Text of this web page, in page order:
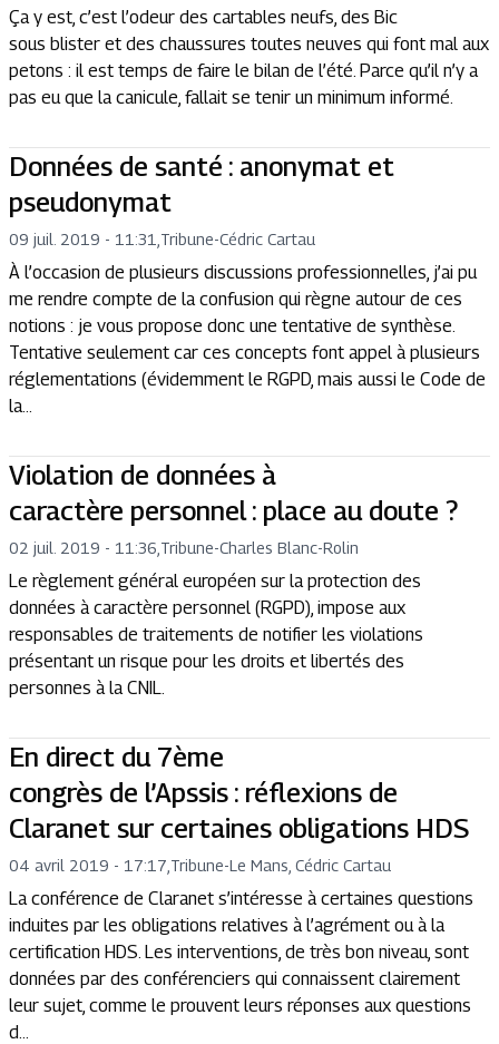
Ça y est, c’est l’odeur des cartables neufs, des Bic
sous blister et des chaussures toutes neuves qui font mal aux
petons : il est temps de faire le bilan de l’été. Parce qu’il n’y a
pas eu que la canicule, fallait se tenir un minimum informé.
Données de santé : anonymat et
pseudonymat
09 juil. 2019 - 11:31 Tribune-Cédric Cartau
À l’occasion de plusieurs discussions professionnelles, j’ai pu
me rendre compte de la confusion qui règne autour de ces
notions : je vous propose donc une tentative de synthèse.
Tentative seulement car ces concepts font appel à plusieurs
réglementations (évidemment le RGPD, mais aussi le Code de
la...
Violation de données à
caractère personnel : place au doute ?
02 juil. 2019 - 11:36 Tribune-Charles Blanc-Rolin
Le règlement général européen sur la protection des
données à caractère personnel (RGPD), impose aux
responsables de traitements de notifier les violations
présentant un risque pour les droits et libertés des
personnes à la CNIL.
En direct du 7ème
congrès de l’Apssis : réflexions de
Claranet sur certaines obligations HDS
04 avril 2019 - 17:17 Tribune-Le Mans, Cédric Cartau
La conférence de Claranet s’intéresse à certaines questions
induites par les obligations relatives à l’agrément ou à la
certification HDS. Les interventions, de très bon niveau, sont
données par des conférenciers qui connaissent clairement
leur sujet, comme le prouvent leurs réponses aux questions
d...